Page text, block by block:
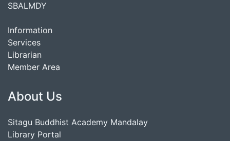
SBALMDY
Information
Services
Librarian
Member Area
About Us
Sitagu Buddhist Academy Mandalay
Library Portal